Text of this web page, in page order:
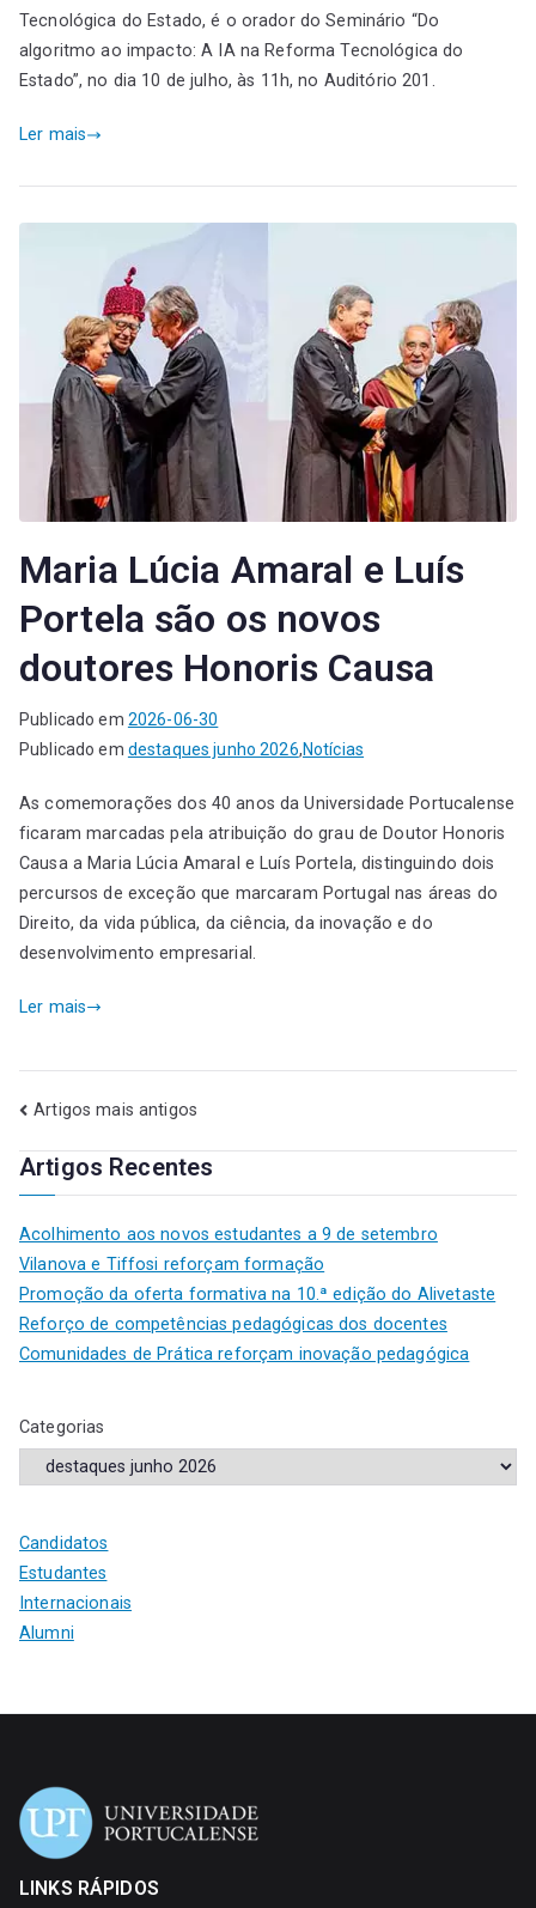
Tecnológica do Estado, é o orador do Seminário “Do
algoritmo ao impacto: A IA na Reforma Tecnológica do
Estado”, no dia 10 de julho, às 11h, no Auditório 201.
Ler mais
Maria Lúcia Amaral e Luís
Portela são os novos
doutores Honoris Causa
Publicado em 2026-06-30
Publicado em destaques junho 2026,Notícias
As comemorações dos 40 anos da Universidade Portucalense
ficaram marcadas pela atribuição do grau de Doutor Honoris
Causa a Maria Lúcia Amaral e Luís Portela, distinguindo dois
percursos de exceção que marcaram Portugal nas áreas do
Direito, da vida pública, da ciência, da inovação e do
desenvolvimento empresarial.
Ler mais
Artigos mais antigos
Artigos Recentes
Acolhimento aos novos estudantes a 9 de setembro
Vilanova e Tiffosi reforçam formação
Promoção da oferta formativa na 10.ª edição do Alivetaste
Reforço de competências pedagógicas dos docentes
Comunidades de Prática reforçam inovação pedagógica
Categorias
Candidatos
Estudantes
Internacionais
Alumni
LINKS RÁPIDOS